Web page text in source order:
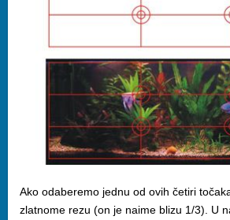
Ako odaberemo jednu od ovih četiri
zlatnome rezu (on je naime blizu 1/3). U